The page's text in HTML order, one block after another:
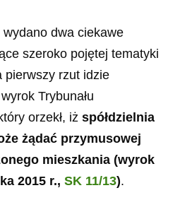
dwa ciekawe
szeroko pojętej tematyki
pierwszy rzut idzie
Trybunału
orzekł, iż spółdzielnia
żądać przymusowej
mieszkania (wyrok
2015 r., SK 11/13).